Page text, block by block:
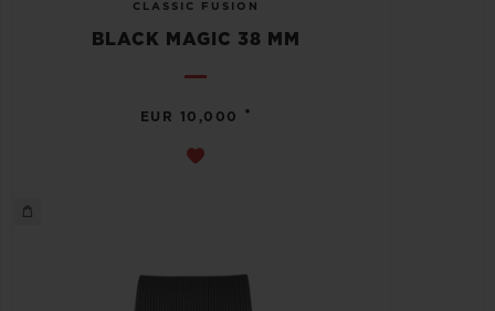
CLASSIC FUSION
BLACK MAGIC 38 MM
EUR 10,000 •